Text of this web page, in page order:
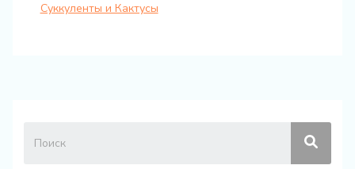
Суккуленты и Кактусы